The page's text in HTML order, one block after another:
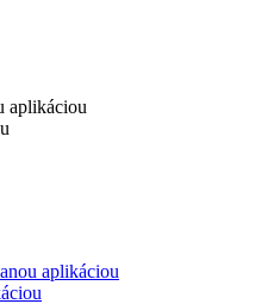
aplikáciou
aplikáciou